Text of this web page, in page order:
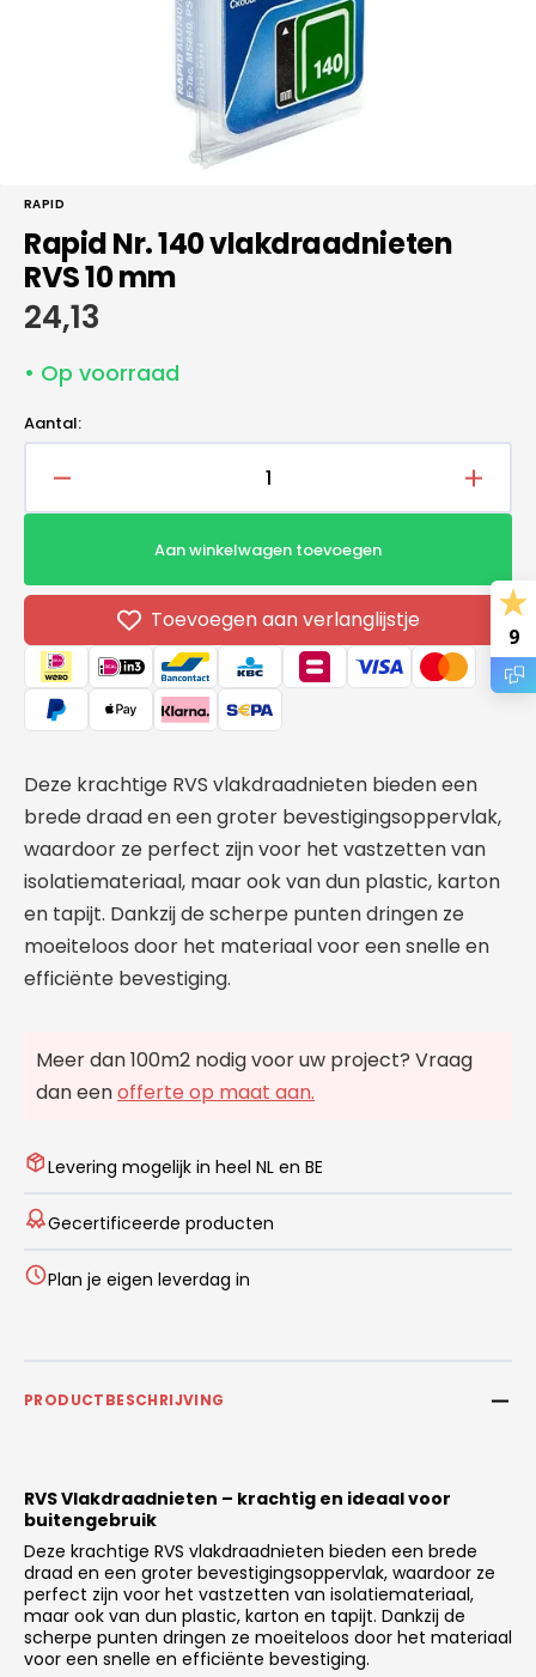
galerieweergave
RAPID
Rapid Nr. 140 vlakdraadnieten
RVS 10 mm
Normale
prijs
24,13
• Op voorraad
Aantal:
Aantal
verlagen
Nr.
vlakdraadnieten
RVS
10
mm
Aantal
Nr.
140
RVS
10
Aan winkelwagen toevoegen
Toevoegen aan verlanglijstje
Deze krachtige RVS vlakdraadnieten bieden een
brede draad en een groter bevestigingsoppervlak,
waardoor ze perfect zijn voor het vastzetten van
isolatiemateriaal, maar ook van dun plastic, karton
en tapijt. Dankzij de scherpe punten dringen ze
moeiteloos door het materiaal voor een snelle en
efficiënte bevestiging.
Meer dan 100m2 nodig voor uw project? Vraag
dan eenofferte op maat aan.
Levering mogelijk in heel NL en BE
Gecertificeerde producten
Plan je eigen leverdag in
PRODUCTBESCHRIJVING
RVS Vlakdraadnieten – krachtig en ideaal voor
buitengebruik
Deze krachtige RVS vlakdraadnieten bieden een brede
draad en een groter bevestigingsoppervlak, waardoor ze
perfect zijn voor het vastzetten van isolatiemateriaal,
maar ook van dun plastic, karton en tapijt. Dankzij de
scherpe punten dringen ze moeiteloos door het materiaal
voor een snelle en efficiënte bevestiging.
9